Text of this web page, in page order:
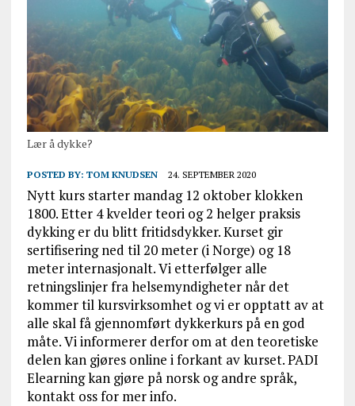
Lær å dykke?
POSTED BY: TOM KNUDSEN 24. SEPTEMBER 2020
Nytt kurs starter mandag 12 oktober klokken
1800. Etter 4 kvelder teori og 2 helger praksis
dykking er du blitt fritidsdykker. Kurset gir
sertifisering ned til 20 meter (i Norge) og 18
meter internasjonalt. Vi etterfølger alle
retningslinjer fra helsemyndigheter når det
kommer til kursvirksomhet og vi er opptatt av at
alle skal få gjennomført dykkerkurs på en god
måte. Vi informerer derfor om at den teoretiske
delen kan gjøres online i forkant av kurset. PADI
Elearning kan gjøre på norsk og andre språk,
kontakt oss for mer info.